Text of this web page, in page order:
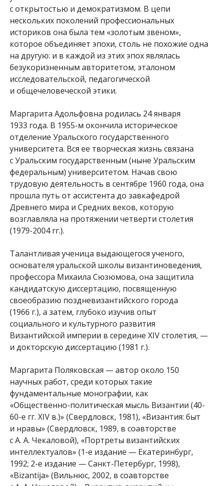
с открытостью и демократизмом. В цепи
нескольких поколений профессиональных
историков она была тем «золотым звеном»,
которое объединяет эпохи, столь не похожие одна
на другую: и в каждой из этих эпох являлась
безукоризненным авторитетом, эталоном
исследовательской, педагогической
и общечеловеческой этики.
Маргарита Адольфовна родилась 24 января
1933 года. В 1955-м окончила историческое
отделение Уральского государственного
университета. Вся ее творческая жизнь связана
с Уральским государственным (ныне Уральским
федеральным) университетом. Начав свою
трудовую деятельность в сентябре 1960 года, она
прошла путь от ассистента до завкафедрой
Древнего мира и Средних веков, которую
возглавляла на протяжении четверти столетия
(1979-2004 гг.).
Талантливая ученица выдающегося ученого,
основателя уральской школы византиноведения,
профессора Михаила Сюзюмова, она защитила
кандидатскую диссертацию, посвященную
своеобразию поздневизантийского города
(1966 г.), а затем, глубоко изучив опыт
социального и культурного развития
Византийской империи в середине XIV столетия, —
и докторскую диссертацию (1981 г.).
Маргарита Поляковская — автор около 150
научных работ, среди которых такие
фундаментальные монографии, как
«Общественно-политическая мысль Византии (40-
60-е гг. XIV в.)» (Свердловск, 1981), «Византия: быт
и нравы» (Свердловск, 1989, в соавторстве
с А. А. Чекаловой), «Портреты византийских
интеллектуалов» (1-е издание — Екатеринбург,
1992; 2-е издание — Санкт-Петербург, 1998),
«Bizantija» (Вильнюс, 2002, в соавторстве